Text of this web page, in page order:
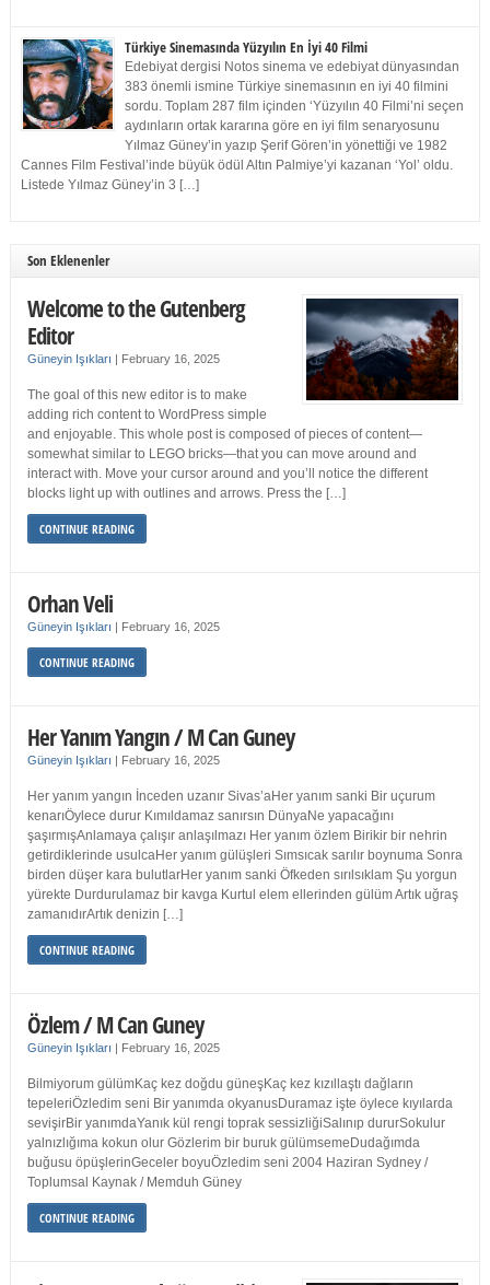
Türkiye Sinemasında Yüzyılın En İyi 40 Filmi
Edebiyat dergisi Notos sinema ve edebiyat dünyasından
383 önemli ismine Türkiye sinemasının en iyi 40 filmini
sordu. Toplam 287 film içinden ‘Yüzyılın 40 Filmi’ni seçen
aydınların ortak kararına göre en iyi film senaryosunu
Yılmaz Güney’in yazıp Şerif Gören’in yönettiği ve 1982
Cannes Film Festival’inde büyük ödül Altın Palmiye’yi kazanan ‘Yol’ oldu.
Listede Yılmaz Güney’in 3 […]
Son Eklenenler
Welcome to the Gutenberg
Editor
Güneyin Işıkları | February 16, 2025
The goal of this new editor is to make
adding rich content to WordPress simple
and enjoyable. This whole post is composed of pieces of content—
somewhat similar to LEGO bricks—that you can move around and
interact with. Move your cursor around and you’ll notice the different
blocks light up with outlines and arrows. Press the […]
CONTINUE READING
Orhan Veli
Güneyin Işıkları | February 16, 2025
CONTINUE READING
Her Yanım Yangın / M Can Guney
Güneyin Işıkları | February 16, 2025
Her yanım yangın İnceden uzanır Sivas’aHer yanım sanki Bir uçurum
kenarıÖylece durur Kımıldamaz sanırsın DünyaNe yapacağını
şaşırmışAnlamaya çalışır anlaşılmazı Her yanım özlem Birikir bir nehrin
getirdiklerinde usulcaHer yanım gülüşleri Sımsıcak sarılır boynuma Sonra
birden düşer kara bulutlarHer yanım sanki Öfkeden sırılsıklam Şu yorgun
yürekte Durdurulamaz bir kavga Kurtul elem ellerinden gülüm Artık uğraş
zamanıdırArtık denizin […]
CONTINUE READING
Özlem / M Can Guney
Güneyin Işıkları | February 16, 2025
Bilmiyorum gülümKaç kez doğdu güneşKaç kez kızıllaştı dağların
tepeleriÖzledim seni Bir yanımda okyanusDuramaz işte öylece kıyılarda
sevişirBir yanımdaYanık kül rengi toprak sessizliğiSalınıp dururSokulur
yalnızlığıma kokun olur Gözlerim bir buruk gülümsemeDudağımda
buğusu öpüşlerinGeceler boyuÖzledim seni 2004 Haziran Sydney /
Toplumsal Kaynak / Memduh Güney
CONTINUE READING